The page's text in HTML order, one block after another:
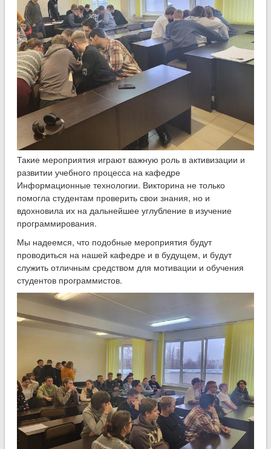
Такие мероприятия играют важную роль в активизации и
развитии учебного процесса на кафедре
Информационные технологии. Викторина не только
помогла студентам проверить свои знания, но и
вдохновила их на дальнейшее углубление в изучение
программирования.
Мы надеемся, что подобные мероприятия будут
проводиться на нашей кафедре и в будущем, и будут
служить отличным средством для мотивации и обучения
студентов программистов.